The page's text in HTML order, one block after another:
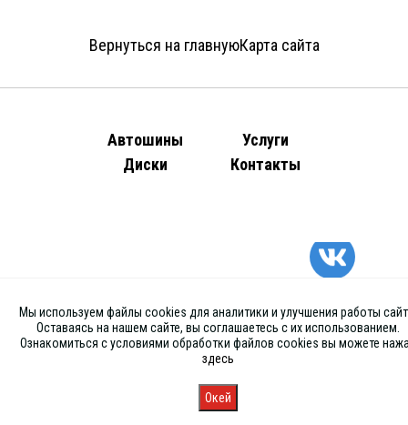
Вернуться на главнуюКарта сайта
Автошины
Диски
Услуги
Контакты
Запись
Мы используем файлы cookies для аналитики и улучшения работы
Оставаясь на нашем сайте, вы соглашаетесь с их использованием.
Ознакомиться с условиями обработки файлов cookies вы можете
здесь
Окей